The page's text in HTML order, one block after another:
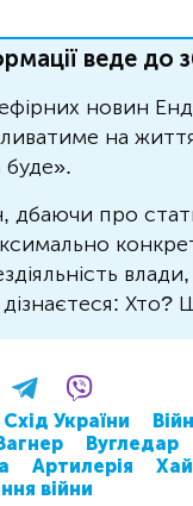
веде до
новин
на
дбаючи про
Схід України
Вугледар
Артилерія
війни